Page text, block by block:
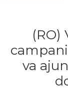
(RO)
va